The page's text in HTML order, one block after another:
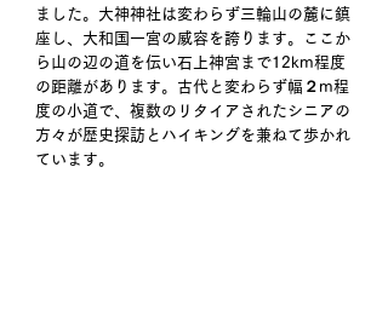
ました。大神神社は変わらず三輪山の麓に鎮
座し、大和国一宮の威容を誇ります。ここか
ら山の辺の道を伝い石上神宮まで12km程度
の距離があります。古代と変わらず幅２m程
度の小道で、複数のリタイアされたシニアの
方々が歴史探訪とハイキングを兼ねて歩かれ
ています。